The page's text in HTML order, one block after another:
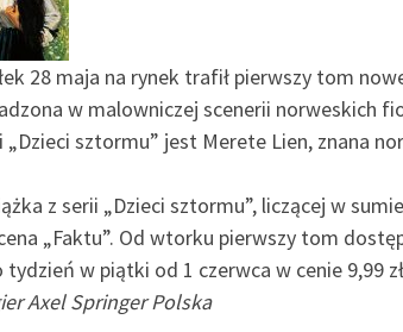
28 maja na rynek trafił pierwszy tom
w malowniczej scenerii norweskich
sztormu” jest Merete Lien, znana
z serii „Dzieci sztormu”, liczącej w
„Faktu”. Od wtorku pierwszy tom
tydzień w piątki od 1 czerwca w cenie 9,99
Axel Springer Polska